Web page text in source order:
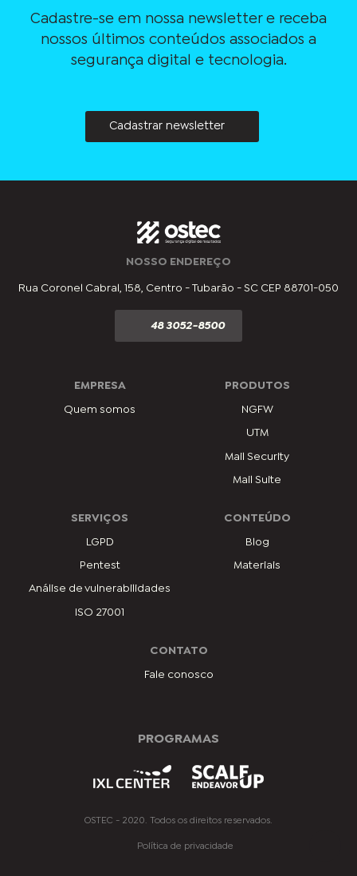
Cadastre-se em nossa newsletter e receba
nossos últimos conteúdos associados a
segurança digital e tecnologia.
Cadastrar newsletter
NOSSO ENDEREÇO
Rua Coronel Cabral, 158, Centro - Tubarão - SC CEP 88701-050
48 3052-8500
EMPRESA
Quem somos
PRODUTOS
NGFW
UTM
Mail Security
Mail Suite
SERVIÇOS
LGPD
Pentest
Análise de vulnerabilidades
ISO 27001
CONTEÚDO
Blog
Materiais
CONTATO
Fale conosco
PROGRAMAS
OSTEC - 2020. Todos os direitos reservados.
Política de privacidade